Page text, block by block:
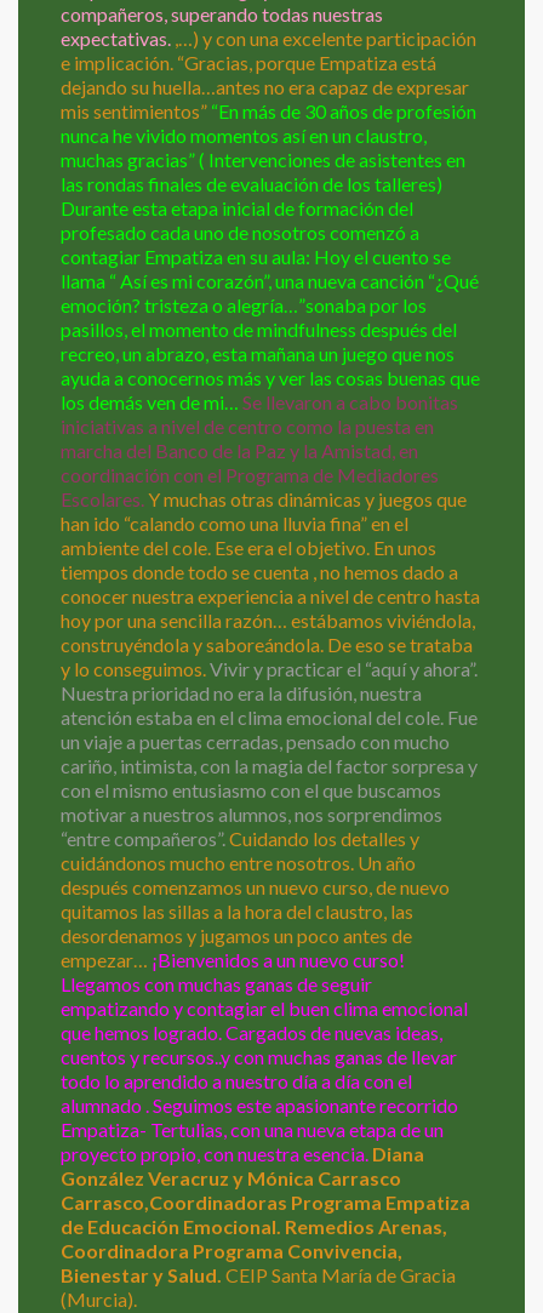
compañeros, superando todas nuestras
expectativas. ,…) y con una excelente participación
e implicación. “Gracias, porque Empatiza está
dejando su huella…antes no era capaz de expresar
mis sentimientos” “En más de 30 años de profesión
nunca he vivido momentos así en un claustro,
muchas gracias” ( Intervenciones de asistentes en
las rondas finales de evaluación de los talleres)
Durante esta etapa inicial de formación del
profesado cada uno de nosotros comenzó a
contagiar Empatiza en su aula: Hoy el cuento se
llama “ Así es mi corazón”, una nueva canción “¿Qué
emoción? tristeza o alegría…”sonaba por los
pasillos, el momento de mindfulness después del
recreo, un abrazo, esta mañana un juego que nos
ayuda a conocernos más y ver las cosas buenas que
los demás ven de mi… Se llevaron a cabo bonitas
iniciativas a nivel de centro como la puesta en
marcha del Banco de la Paz y la Amistad, en
coordinación con el Programa de Mediadores
Escolares.Y muchas otras dinámicas y juegos que
han ido “calando como una lluvia fina” en el
ambiente del cole. Ese era el objetivo. En unos
tiempos donde todo se cuenta , no hemos dado a
conocer nuestra experiencia a nivel de centro hasta
hoy por una sencilla razón… estábamos viviéndola,
construyéndola y saboreándola. De eso se trataba
y lo conseguimos.Vivir y practicar el “aquí y ahora”.
Nuestra prioridad no era la difusión, nuestra
atención estaba en el clima emocional del cole. Fue
un viaje a puertas cerradas, pensado con mucho
cariño, intimista, con la magia del factor sorpresa y
con el mismo entusiasmo con el que buscamos
motivar a nuestros alumnos, nos sorprendimos
“entre compañeros”.Cuidando los detalles y
cuidándonos mucho entre nosotros. Un año
después comenzamos un nuevo curso, de nuevo
quitamos las sillas a la hora del claustro, las
desordenamos y jugamos un poco antes de
empezar… ¡Bienvenidos a un nuevo curso!
Llegamos con muchas ganas de seguir
empatizando y contagiar el buen clima emocional
que hemos logrado. Cargados de nuevas ideas,
cuentos y recursos..y con muchas ganas de llevar
todo lo aprendido a nuestro día a día con el
alumnado . Seguimos este apasionante recorrido
Empatiza- Tertulias, con una nueva etapa de un
proyecto propio, con nuestra esencia. Diana
González Veracruz y Mónica Carrasco
Carrasco,Coordinadoras Programa Empatiza
de Educación Emocional. Remedios Arenas,
Coordinadora Programa Convivencia,
Bienestar y Salud. CEIP Santa María de Gracia
(Murcia).